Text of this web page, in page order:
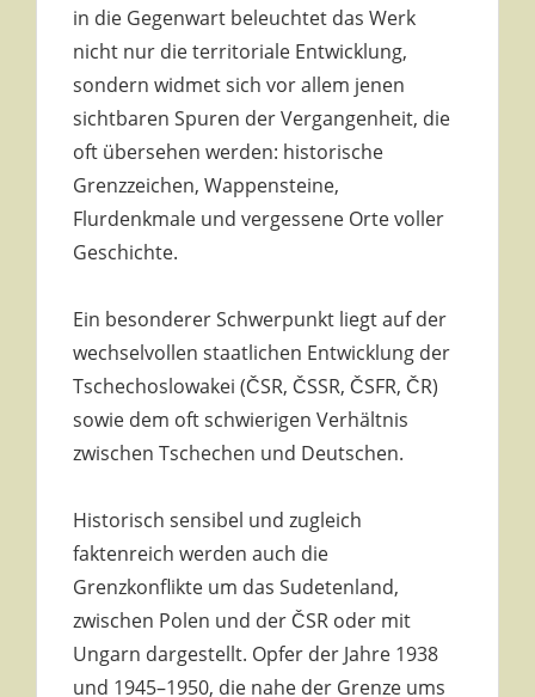
in die Gegenwart beleuchtet das Werk
nicht nur die territoriale Entwicklung,
sondern widmet sich vor allem jenen
sichtbaren Spuren der Vergangenheit, die
oft übersehen werden: historische
Grenzzeichen, Wappensteine,
Flurdenkmale und vergessene Orte voller
Geschichte.
Ein besonderer Schwerpunkt liegt auf der
wechselvollen staatlichen Entwicklung der
Tschechoslowakei (ČSR, ČSSR, ČSFR, ČR)
sowie dem oft schwierigen Verhältnis
zwischen Tschechen und Deutschen.
Historisch sensibel und zugleich
faktenreich werden auch die
Grenzkonflikte um das Sudetenland,
zwischen Polen und der ČSR oder mit
Ungarn dargestellt. Opfer der Jahre 1938
und 1945–1950, die nahe der Grenze ums